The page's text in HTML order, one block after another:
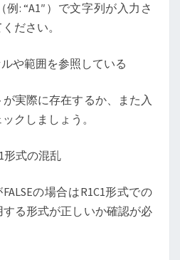
: “A1″）で文字列が入力さ
ださい。
や範囲を参照している
実際に存在するか、また入
クしましょう。
形式の混乱
の場合はR1C1形式での
る形式が正しいか確認が必